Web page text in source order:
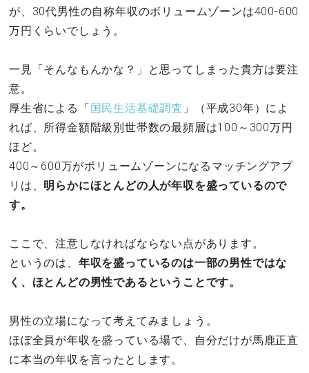
が、30代男性の自称年収のボリュームゾーンは400-600
万円くらいでしょう。
一見「そんなもんかな？」と思ってしまった貴方は要注
意。
厚生省による「 国民生活基礎調査 」（平成30年）によ
れば、所得金額階級別世帯数の最頻層は100～300万円
ほど。
400～600万がボリュームゾーンになるマッチングアプ
リは、 明らかにほとんどの人が年収を盛っているので
す。
ここで、注意しなければならない点があります。
というのは、 年収を盛っているのは一部の男性ではな
く、ほとんどの男性であるということです。
男性の立場になって考えてみましょう。
ほぼ全員が年収を盛っている場で、自分だけが馬鹿正直
に本当の年収を言ったとします。